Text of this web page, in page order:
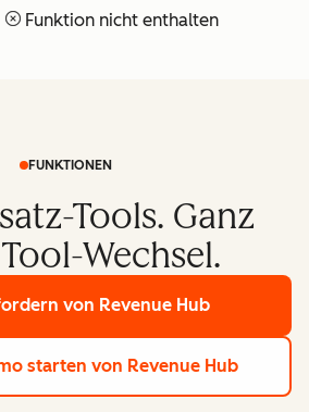
Funktion nicht enthalten
FUNKTIONEN
Tools. Ganz
Wechsel.
von Revenue Hub
starten von Revenue Hub